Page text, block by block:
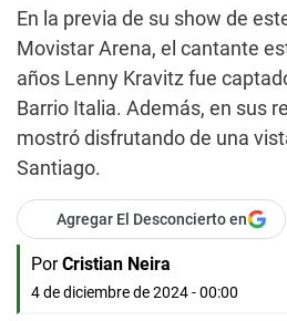
En la previa de su show de
Movistar Arena, el cantante
años Lenny Kravitz fue
Barrio Italia. Además, en sus
mostró disfrutando de una
Santiago.
Agregar El Desconcierto en
Por Cristian Neira
4 de diciembre de 2024 - 00:00